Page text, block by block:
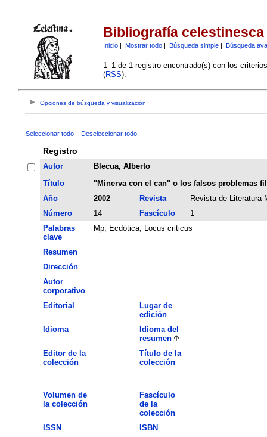
Bibliografía celestinesca
Inicio| Mostrar todo| Búsqueda simple| Búsqueda
1–1 de 1 registro encontrado(s) con los
(RSS):
Opciones de búsqueda y visualización
Seleccionar todo Deseleccionar todo
Registro
Autor
Blecua, Alberto
Título
"Minerva con el can" o los falsos problemas
Año
2002 Revista
Revista de Literatura
Número
14 Fascículo
1
Palabras
clave
Mp; Ecdótica; Locus criticus
Resumen
Dirección
Autor
corporativo
Editorial
Lugar de
edición
Idioma
Idioma del
resumen
Editor de la
colección
Título de la
colección
Volumen de
la colección
Fascículo
de la
colección
ISSN
ISBN